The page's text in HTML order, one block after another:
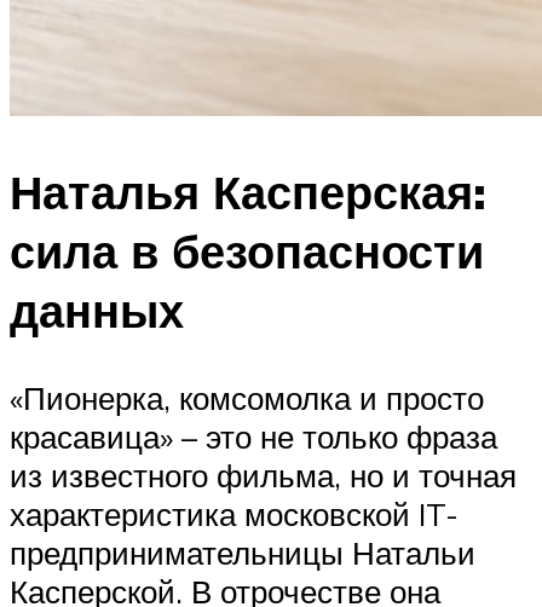
Наталья Касперская:
сила в безопасности
данных
«Пионерка, комсомолка и просто
красавица» – это не только фраза
из известного фильма, но и точная
характеристика московской IT-
предпринимательницы Натальи
Касперской. В отрочестве она